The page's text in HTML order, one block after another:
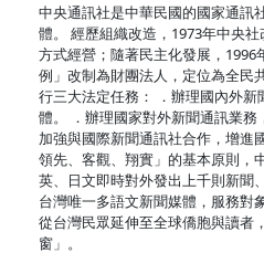
中央通訊社是中華民國的國家通訊
體。 經歷組織改造，1973年中央
方式經營；隨著民主化發展，1996
例」改制為財團法人，定位為全民
行三大法定任務： ．辦理國內外
體。 ．辦理國家對外新聞通訊業務
加強與國際新聞通訊社合作，增進
領先、客觀、翔實」的基本原則，
英、日文即時對外發出上千則新聞
台灣唯一多語文新聞媒體，服務對
從台灣民眾延伸至全球僑胞與讀者
窗」。